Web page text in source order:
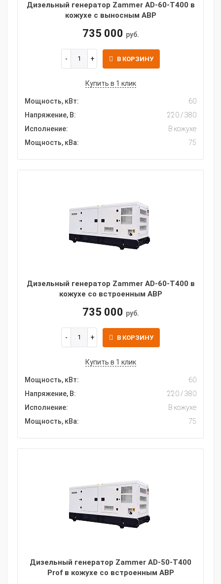
Дизельный генератор Zammer AD-60-Т400 в
кожухе с выносным АВР
735 000 руб.
В КОРЗИНУ
Купить в 1 клик
Мощность, кВт:
60
Напряжение, В:
220 / 380
Исполнение:
В кожухе
Мощность, кВа:
75
Дизельный генератор Zammer AD-60-Т400 в
кожухе со встроенным АВР
735 000 руб.
В КОРЗИНУ
Купить в 1 клик
Мощность, кВт:
60
Напряжение, В:
220 / 380
Исполнение:
В кожухе
Мощность, кВа:
75
Дизельный генератор Zammer AD-50-Т400
Prof в кожухе со встроенным АВР